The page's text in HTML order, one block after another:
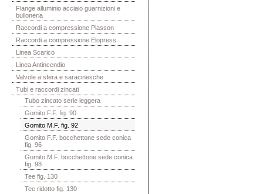
Flange alluminio acciaio guarnizioni e
bulloneria
Raccordi a compressione Plasson
Raccordi a compressione Elopress
Linea Scarico
Linea Antincendio
Valvole a sfera e saracinesche
Tubi e raccordi zincati
Tubo zincato serie leggera
Gomito F.F. fig. 90
Gomito M.F. fig. 92
Gomito F.F. bocchettone sede conica
fig. 96
Gomito M.F. bocchettone sede conica
fig. 98
Tee fig. 130
Tee ridotto fig. 130